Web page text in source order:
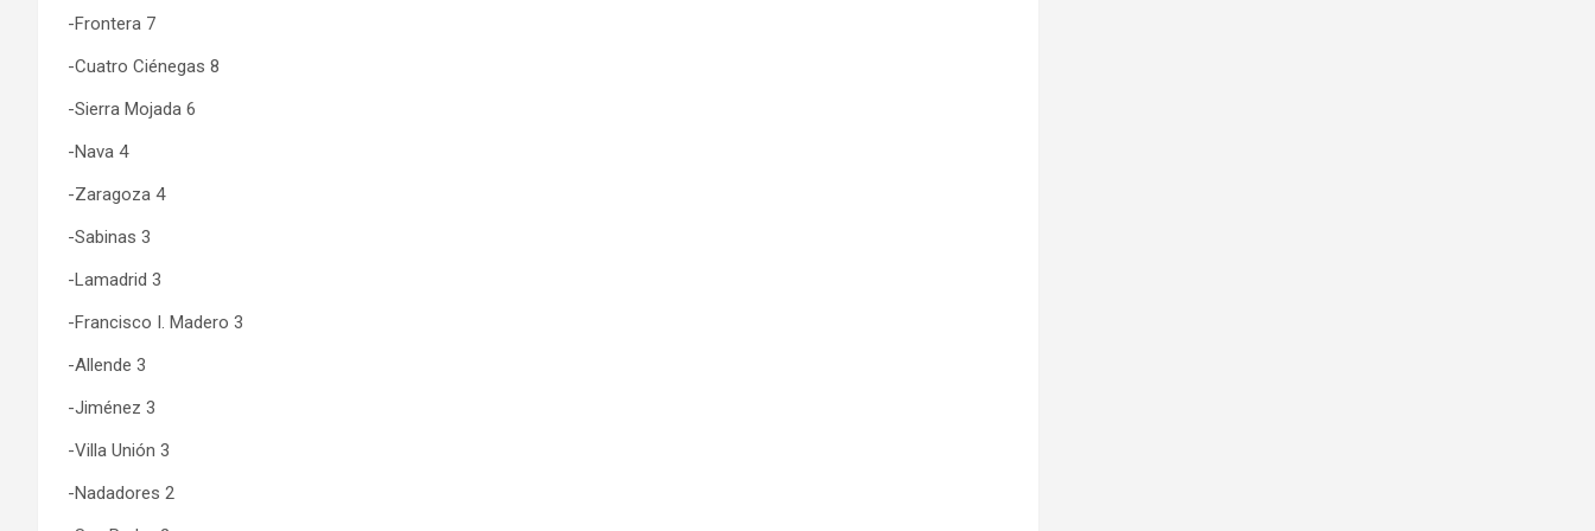
-Frontera 7
-Cuatro Ciénegas 8
-Sierra Mojada 6
-Nava 4
-Zaragoza 4
-Sabinas 3
-Lamadrid 3
-Francisco I. Madero 3
-Allende 3
-Jiménez 3
-Villa Unión 3
-Nadadores 2